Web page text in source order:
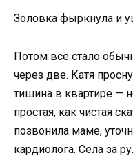
Золовка фыркнула и
Потом всё стало
через две. Катя
тишина в квартире —
простая, как чистая
позвонила маме,
кардиолога. Села за